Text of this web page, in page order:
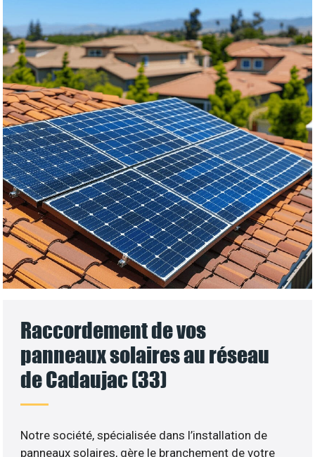
Raccordement de vos
panneaux solaires au réseau
de Cadaujac (33)
Notre société, spécialisée dans l’installation de
panneaux solaires, gère le branchement de votre